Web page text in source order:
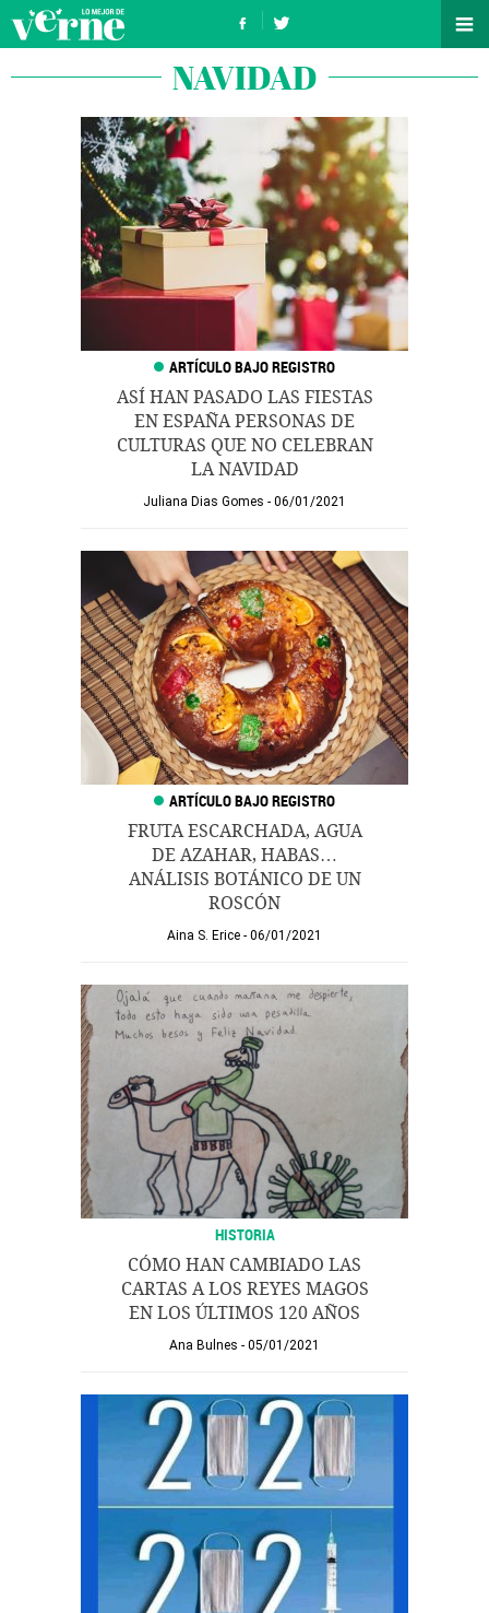
NAVIDAD
ASÍ HAN PASADO LAS FIESTAS
EN ESPAÑA PERSONAS DE
CULTURAS QUE NO CELEBRAN
LA NAVIDAD
Juliana Dias Gomes 06/01/2021
FRUTA ESCARCHADA, AGUA
DE AZAHAR, HABAS…
ANÁLISIS BOTÁNICO DE UN
ROSCÓN
Aina S. Erice 06/01/2021
HISTORIA
CÓMO HAN CAMBIADO LAS
CARTAS A LOS REYES MAGOS
EN LOS ÚLTIMOS 120 AÑOS
Ana Bulnes 05/01/2021